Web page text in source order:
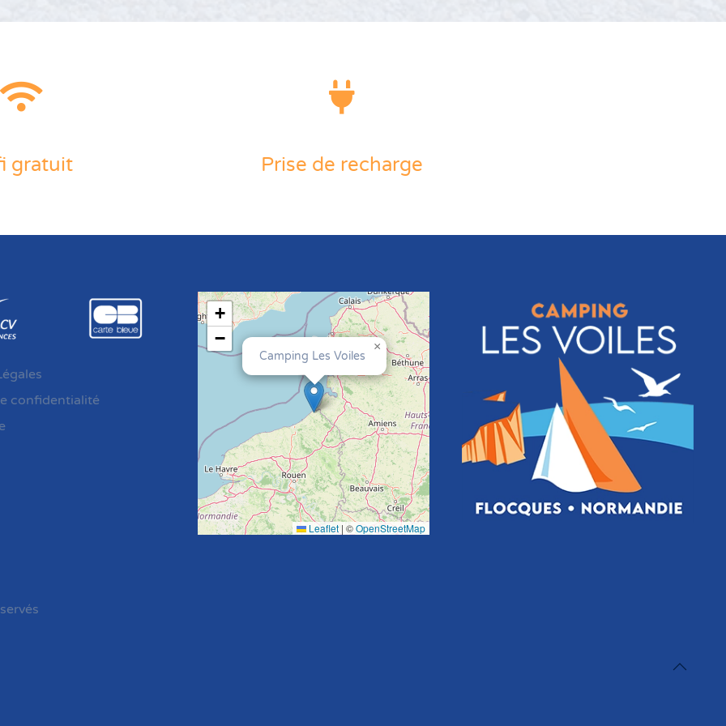
gratuit Prise de recharge
confidentialité
Camping Les Voiles
×
+
−
Leaflet | ©OpenStreetMap